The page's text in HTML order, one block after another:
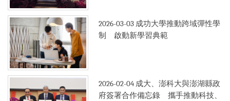
2026-03-03 成功大學推動跨域彈性學
制 啟動新學習典範
2026-02-04 成大、澎科大與澎湖縣政
府簽署合作備忘錄 攜手推動科技、